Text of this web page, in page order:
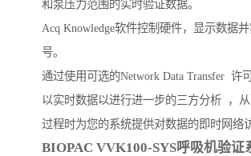
和泵压力范围的实时验证数据。
Acq Knowledge软件控制硬件，显示数据
号。
通过使用可选的Network Data Transfer 许
以实时数据以进行进一步的三方分析 ，
过程时为您的系统提供对数据的即时网络
BIOPAC VVK100-SYS呼吸机验证